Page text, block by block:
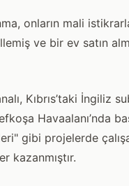
onların mali
ve bir ev satın
Kıbrıs’taki İngiliz
Havaalanı’nda
gibi projelerde
kazanmıştır.